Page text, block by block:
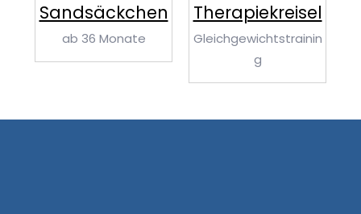
Sand­säckchen
ab 36 Monate
Therapie­kreisel
Gleichgewichtstrainin
g